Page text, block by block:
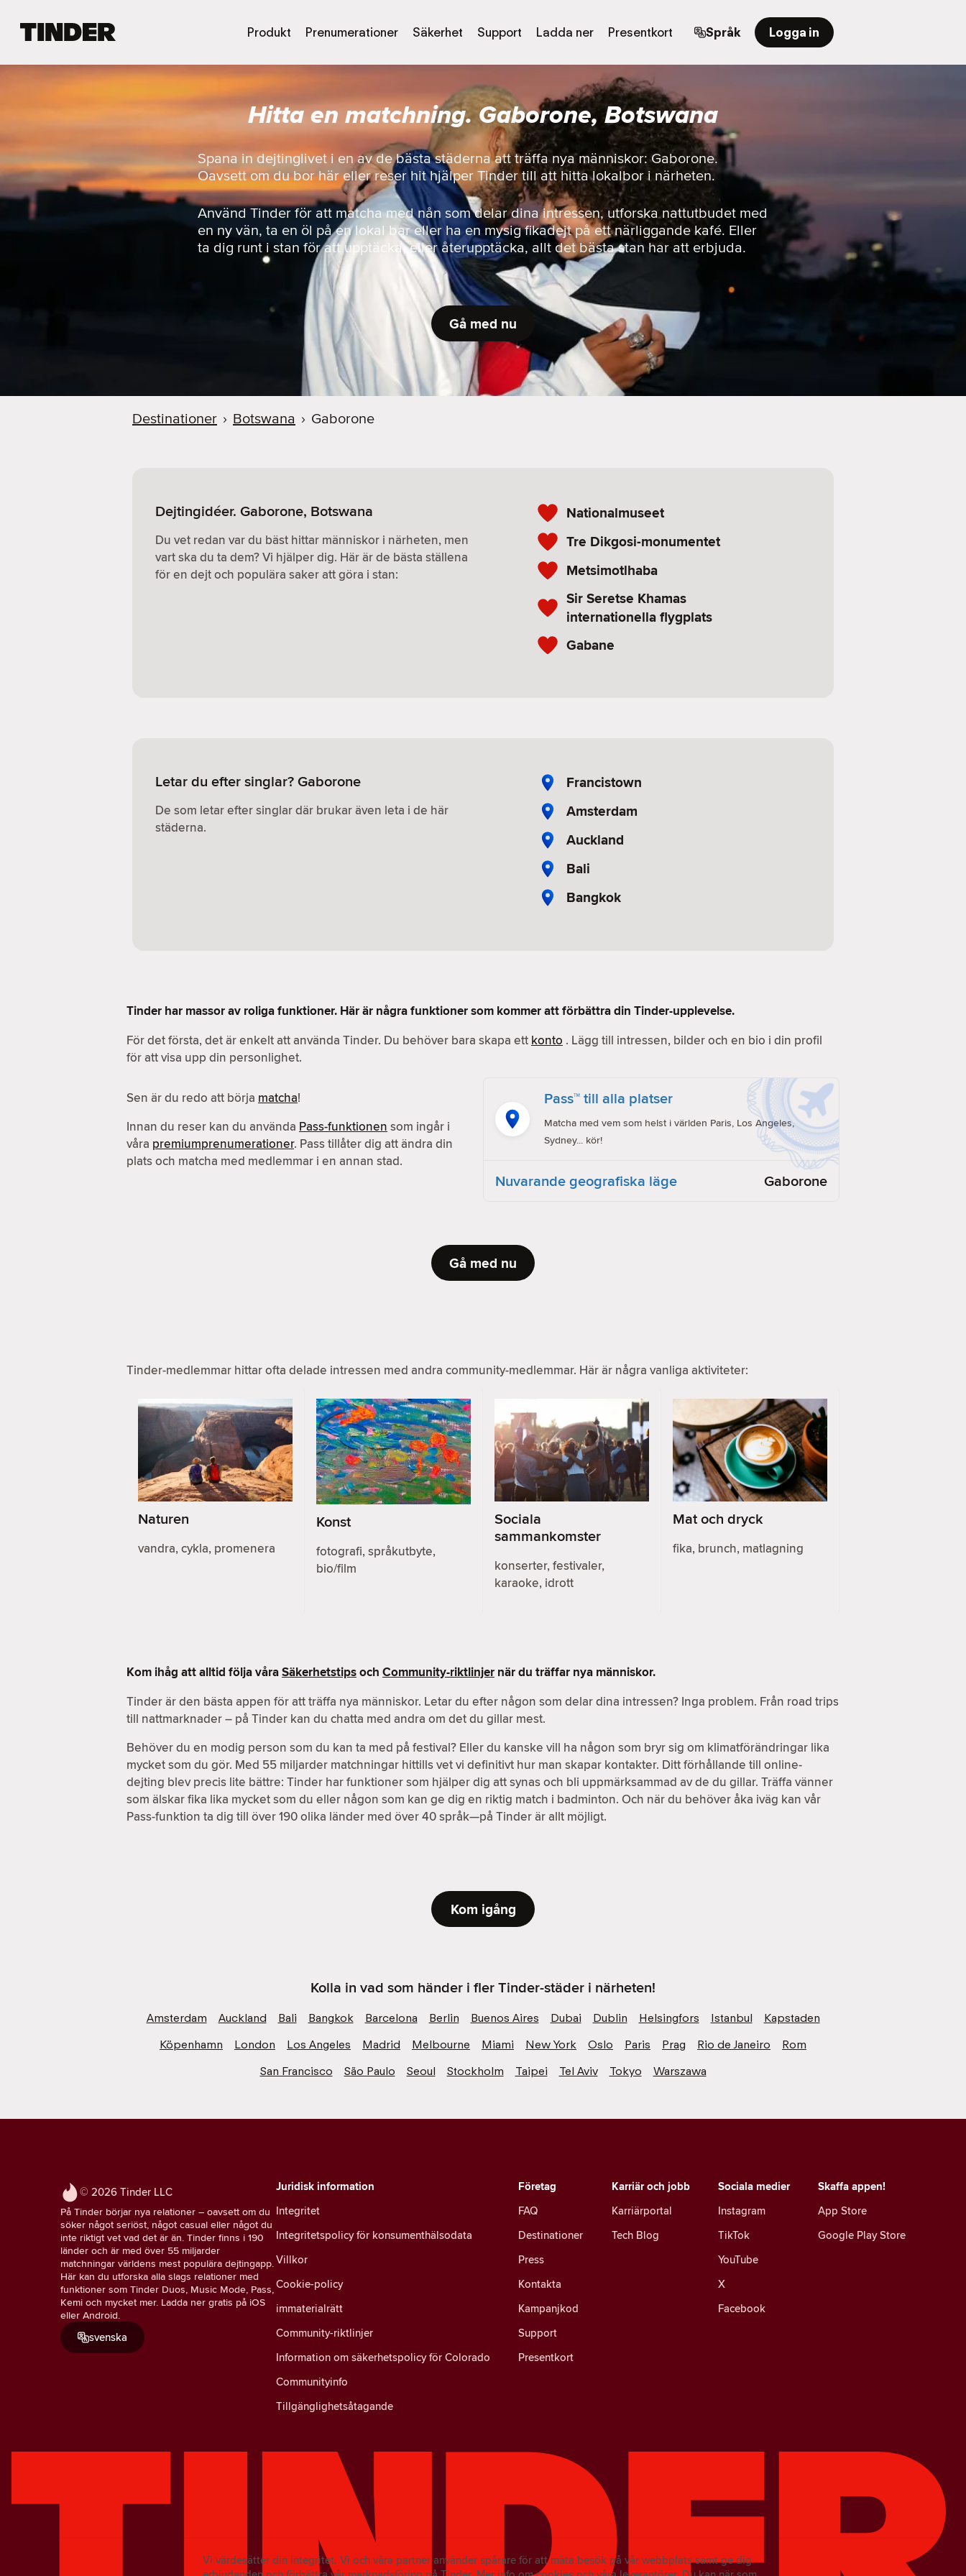
d
a
r
t
Produkt Prenumerationer Säkerhet Support Ladda ner Presentkort Språk Logga in
Hitta en matchning. Gaborone, Botswana
Spana in dejtinglivet i en av de bästa städerna att träffa nya människor: Gaborone.
Oavsett om du bor här eller reser hit hjälper Tinder till att hitta lokalbor i närheten.
Använd Tinder för att matcha med nån som delar dina intressen, utforska nattutbudet med
en ny vän, ta en öl på en lokal bar eller ha en mysig fikadejt på ett närliggande kafé. Eller
ta dig runt i stan för att upptäcka, eller återupptäcka, allt det bästa stan har att erbjuda.
Gå med nu
Destinationer › Botswana › Gaborone
Dejtingidéer. Gaborone, Botswana
Du vet redan var du bäst hittar människor i närheten, men
vart ska du ta dem? Vi hjälper dig. Här är de bästa ställena
för en dejt och populära saker att göra i stan:
Nationalmuseet
Tre Dikgosi-monumentet
Metsimotlhaba
Sir Seretse Khamas
internationella flygplats
Gabane
Letar du efter singlar? Gaborone
De som letar efter singlar där brukar även leta i de här
städerna.
Francistown
Amsterdam
Auckland
Bali
Bangkok
Tinder har massor av roliga funktioner. Här är några funktioner som kommer att förbättra din Tinder-upplevelse.
För det första, det är enkelt att använda Tinder. Du behöver bara skapa ett konto . Lägg till intressen, bilder och en bio i din profil
för att visa upp din personlighet.
Sen är du redo att börja matcha!
Innan du reser kan du använda Pass-funktionen som ingår i
våra premiumprenumerationer. Pass tillåter dig att ändra din
plats och matcha med medlemmar i en annan stad.
Pass™ till alla platser
Matcha med vem som helst i världen Paris, Los Angeles,
Sydney... kör!
Nuvarande geografiska läge Gaborone
Gå med nu
Tinder-medlemmar hittar ofta delade intressen med andra community-medlemmar. Här är några vanliga aktiviteter:
Naturen
vandra, cykla, promenera
Konst
fotografi, språkutbyte,
bio/film
Sociala
sammankomster
konserter, festivaler,
karaoke, idrott
Mat och dryck
fika, brunch, matlagning
Kom ihåg att alltid följa våraSäkerhetstipsoch Community-riktlinjer när du träffar nya människor.
Tinder är den bästa appen för att träffa nya människor. Letar du efter någon som delar dina intressen? Inga problem. Från road trips
till nattmarknader – på Tinder kan du chatta med andra om det du gillar mest.
Behöver du en modig person som du kan ta med på festival? Eller du kanske vill ha någon som bryr sig om klimatförändringar lika
mycket som du gör. Med 55 miljarder matchningar hittills vet vi definitivt hur man skapar kontakter. Ditt förhållande till online-
dejting blev precis lite bättre: Tinder har funktioner som hjälper dig att synas och bli uppmärksammad av de du gillar. Träffa vänner
som älskar fika lika mycket som du eller någon som kan ge dig en riktig match i badminton. Och när du behöver åka iväg kan vår
Pass-funktion ta dig till över 190 olika länder med över 40 språk—på Tinder är allt möjligt.
Kom igång
Kolla in vad som händer i fler Tinder-städer i närheten!
Amsterdam Auckland Bali Bangkok Barcelona Berlin Buenos Aires Dubai Dublin Helsingfors Istanbul
Kapstaden
Köpenhamn
London Los Angeles Madrid Melbourne Miami New York Oslo Paris Prag Rio de Janeiro
Rom
San Francisco
São Paulo Seoul Stockholm Taipei Tel Aviv Tokyo Warszawa
© 2026 Tinder LLC
På Tinder börjar nya relationer – oavsett om du
söker något seriöst, något casual eller något du
inte riktigt vet vad det är än. Tinder finns i 190
länder och är med över 55 miljarder
matchningar världens mest populära dejtingapp.
Här kan du utforska alla slags relationer med
funktioner som Tinder Duos, Music Mode, Pass,
Kemi och mycket mer. Ladda ner gratis på iOS
eller Android.
svenska
Sociala medier
Instagram
TikTok
YouTube
X
Facebook
Juridisk information
Integritet
Integritetspolicy för konsumenthälsodata
Villkor
Cookie-policy
immaterialrätt
Community-riktlinjer
Information om säkerhetspolicy för Colorado
Communityinfo
Tillgänglighetsåtagande
Karriär och jobb
Karriärportal
Tech Blog
Företag
FAQ
Destinationer
Press
Kontakta
Kampanjkod
Support
Presentkort
Skaffa appen!
App Store
Google Play Store
Vi värdesätter din integritet. Vi och våra partner använder spårare för att mäta besök på vår webbplats samt ge dig